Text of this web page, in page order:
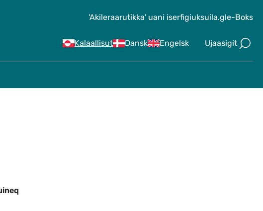
Kalaallisut Dansk Engelsk Ujaasigit
'Akileraarutikka' uani iserfigiuksuila.gle-Boks